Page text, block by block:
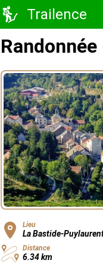
Trailence
Lieu
La Bastide-
Distance
6.34 km